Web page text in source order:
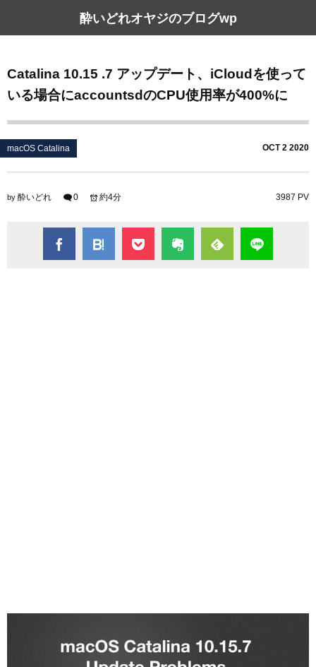
酔いどれオヤジのブログwp
Catalina 10.15 .7 アップデート、iCloudを使って
いる場合にaccountsdのCPU使用率が400%に
macOS Catalina OCT 2 2020
by 酔いどれ 0 3987 PV
約4分